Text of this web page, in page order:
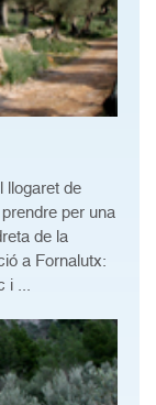
llogaret de
per una
de la
a Fornalutx:
i ...